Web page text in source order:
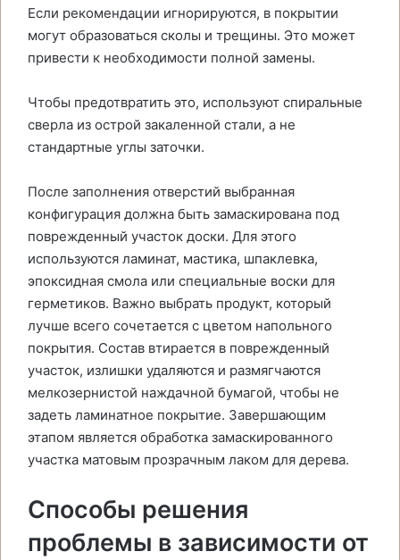
Если рекомендации игнорируются, в покрытии
могут образоваться сколы и трещины. Это может
привести к необходимости полной замены.
Чтобы предотвратить это, используют спиральные
сверла из острой закаленной стали, а не
стандартные углы заточки.
После заполнения отверстий выбранная
конфигурация должна быть замаскирована под
поврежденный участок доски. Для этого
используются ламинат, мастика, шпаклевка,
эпоксидная смола или специальные воски для
герметиков. Важно выбрать продукт, который
лучше всего сочетается с цветом напольного
покрытия. Состав втирается в поврежденный
участок, излишки удаляются и размягчаются
мелкозернистой наждачной бумагой, чтобы не
задеть ламинатное покрытие. Завершающим
этапом является обработка замаскированного
участка матовым прозрачным лаком для дерева.
Способы решения
проблемы в зависимости от